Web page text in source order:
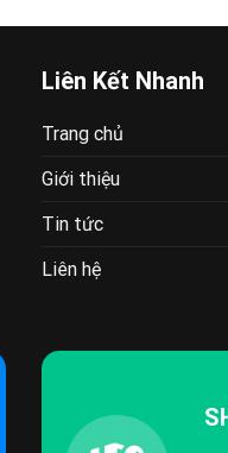
Liên Kết Nhanh
Trang chủ
Giới thiệu
Tin tức
Liên hệ